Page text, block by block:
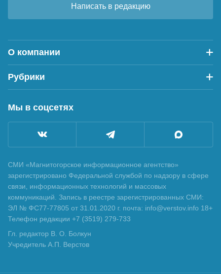
Написать в редакцию
О компании
Рубрики
Мы в соцсетях
СМИ «Магнитогорское информационное агентство»
зарегистрировано Федеральной службой по надзору в сфере
связи, информационных технологий и массовых
коммуникаций. Запись в реестре зарегистрированных СМИ:
ЭЛ № ФС77-77805 от 31.01.2020 г. почта: info@verstov.info 18+
Телефон редакции +7 (3519) 279-733
Гл. редактор В. О. Болкун
Учредитель А.П. Верстов